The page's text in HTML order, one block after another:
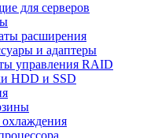
для серверов
расширения
и адаптеры
управления RAID
HDD и SSD